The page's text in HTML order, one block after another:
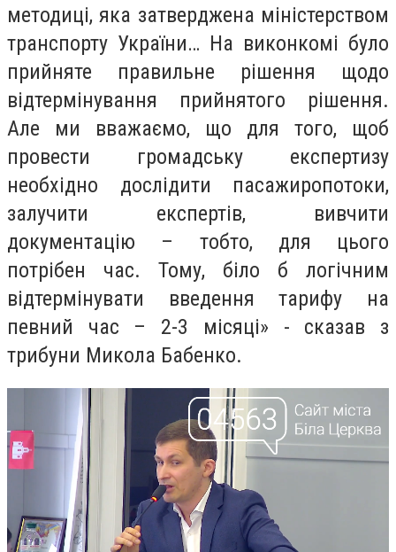
методиці, яка затверджена міністерством
транспорту України… На виконкомі було
прийняте правильне рішення щодо
відтермінування прийнятого рішення.
Але ми вважаємо, що для того, щоб
провести громадську експертизу
необхідно дослідити пасажиропотоки,
залучити експертів, вивчити
документацію – тобто, для цього
потрібен час. Тому, біло б логічним
відтермінувати введення тарифу на
певний час – 2-3 місяці» - сказав з
трибуни Микола Бабенко.